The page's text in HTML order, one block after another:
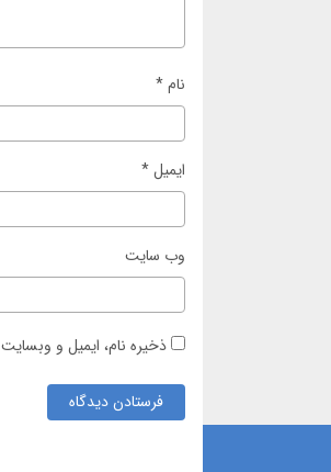
نام*
ایمیل*
وب‌ سایت
ذخیره نام، ایمیل و